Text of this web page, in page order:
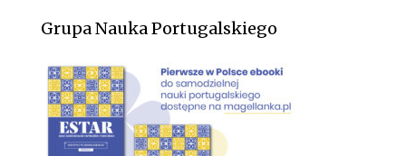
Grupa Nauka Portugalskiego